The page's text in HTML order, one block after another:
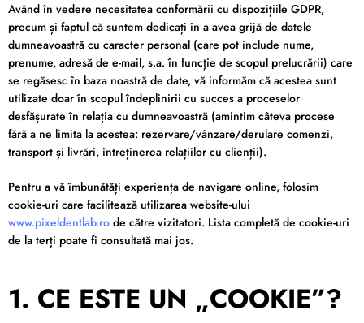
Având în vedere necesitatea conformării cu dispozițiile GDPR,
precum și faptul că suntem dedicați în a avea grijă de datele
dumneavoastră cu caracter personal (care pot include nume,
prenume, adresă de e-mail, s.a. în funcție de scopul prelucrării) care
se regăsesc în baza noastră de date, vă informăm că acestea sunt
utilizate doar în scopul îndeplinirii cu succes a proceselor
desfășurate în relația cu dumneavoastră (amintim câteva procese
fără a ne limita la acestea: rezervare/vânzare/derulare comenzi,
transport și livrări, întreținerea relațiilor cu clienții).
Pentru a vă îmbunătăți experiența de navigare online, folosim
cookie-uri care facilitează utilizarea website-ului
www.pixeldentlab.ro de către vizitatori. Lista completă de cookie-uri
de la terți poate fi consultată mai jos.
1. CE ESTE UN „COOKIE”?